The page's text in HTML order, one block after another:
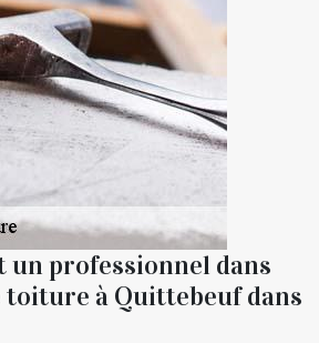
un professionnel dans
toiture à Quittebeuf dans